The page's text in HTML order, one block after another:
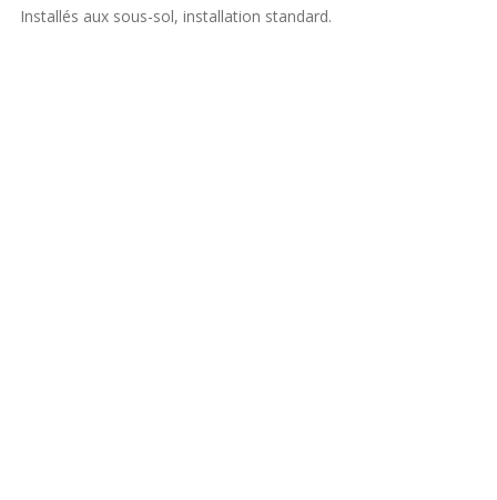
Installés aux sous-sol, installation standard.